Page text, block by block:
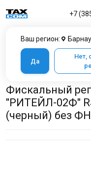
Ваш регион:
Да
Нет,
+7
Фискальные регистраторы
Фискальный регистратор
без ФН
Фискальный
"РИТЕЙЛ-02Ф"
(черный) без ФН